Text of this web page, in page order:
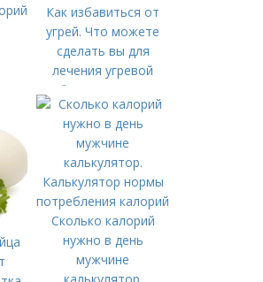
Как избавиться от
угрей. Что можете
сделать вы для
лечения угревой
болезни (акне)
Сколько калорий
нужно в день
мужчине